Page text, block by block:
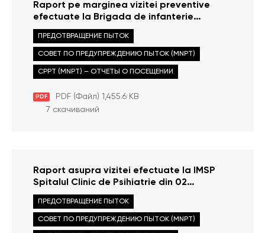
Raport pe marginea vizitei preventive
efectuate la Brigada de infanterie
motorizată nr.3 Dacia din Cahul din 30
octombrie 2012
PDF PDF (Файл) 1,455.6 KB
ПРЕДОТВРАЩЕНИЕ ПЫТОК
СОВЕТ ПО ПРЕДУПРЕЖДЕНИЮ ПЫТОК (MNPT)
CPPT (MNPT) – ОТЧЕТЫ О ПОСЕЩЕНИИ
7 скачиваний
Raport asupra vizitei efectuate la IMSP
Spitalul Clinic de Psihiatrie din 02
octombrie 2012
ПРЕДОТВРАЩЕНИЕ ПЫТОК
СОВЕТ ПО ПРЕДУПРЕЖДЕНИЮ ПЫТОК (MNPT)